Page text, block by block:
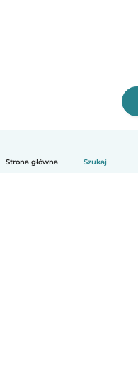
Strona główna Szukaj